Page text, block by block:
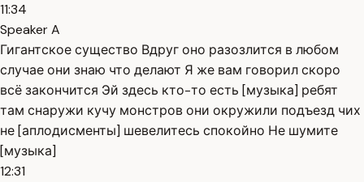
11:34
Speaker A
Гигантское существо Вдруг оно разозлится в любом
случае они знаю что делают Я же вам говорил скоро
всё закончится Эй здесь кто-то есть [музыка] ребят
там снаружи кучу монстров они окружили подъезд чих
не [аплодисменты] шевелитесь спокойно Не шумите
[музыка]
12:31